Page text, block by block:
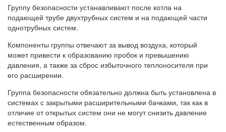
Группу безопасности устанавливают после котла на
подающей трубе двухтрубных систем и на подающей части
однотрубных систем.
Компоненты группы отвечают за вывод воздуха, который
может привести к образованию пробок и превышению
давления, а также за сброс избыточного теплоносителя при
его расширении.
Группа безопасности обязательно должна быть установлена в
системах с закрытыми расширительными бачками, так как в
отличие от открытых систем они не могут снизить давление
естественным образом.